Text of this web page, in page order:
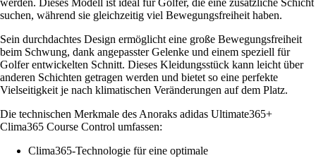
suchen, während sie gleichzeitig viel Bewegungsfreiheit haben.
Sein durchdachtes Design ermöglicht eine große Bewegungsfreiheit
beim Schwung, dank angepasster Gelenke und einem speziell für
Golfer entwickelten Schnitt. Dieses Kleidungsstück kann leicht über
anderen Schichten getragen werden und bietet so eine perfekte
Vielseitigkeit je nach klimatischen Veränderungen auf dem Platz.
Die technischen Merkmale des Anoraks adidas Ultimate365+
Clima365 Course Control umfassen:
Clima365-Technologie für eine optimale